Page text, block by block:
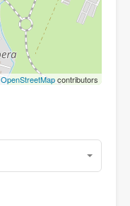
OpenStreetMapcontributors